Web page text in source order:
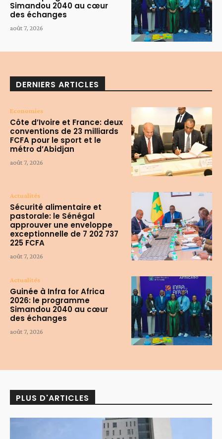
Simandou 2040 au cœur
des échanges
août 7, 2026
DERNIERS ARTICLES
Economies
Côte d’Ivoire et France: deux
conventions de 23 milliards
FCFA pour le sport et le
métro d’Abidjan
août 7, 2026
Actualités
Sécurité alimentaire et
pastorale: le Sénégal
approuver une enveloppe
exceptionnelle de 7 202 737
225 FCFA
août 7, 2026
Actualités
Guinée à Infra for Africa
2026: le programme
Simandou 2040 au cœur
des échanges
août 7, 2026
PLUS D'ARTICLES